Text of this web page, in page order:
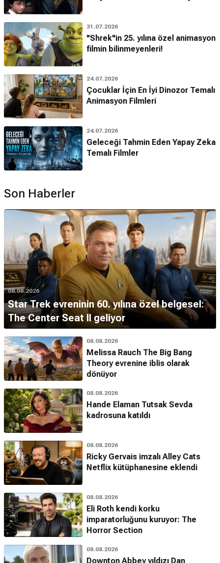
31.07.2026
"Shrek"in 25. yılına özel animasyon
filmin bilinmeyenleri!
24.07.2026
Çocuklar İçin En İyi Dinozor Temalı
Animasyon Filmleri
24.07.2026
Geleceği Tahmin Eden Yapay Zeka
Temalı Filmler
Son Haberler
08.08.2026
Star Trek evreninin 60. yılına özel belgesel:
The Center Seat II geliyor
08.08.2026
Melissa Rauch The Big Bang
Theory evrenine iblis olarak
dönüyor
08.08.2026
Hande Elaman Tutsak Sevda
kadrosuna katıldı
08.08.2026
Ricky Gervais imzalı Alley Cats
Netflix kütüphanesine eklendi
08.08.2026
Eli Roth kendi korku
imparatorluğunu kuruyor: The
Horror Section
08.08.2026
Downton Abbey yıldızı Dan